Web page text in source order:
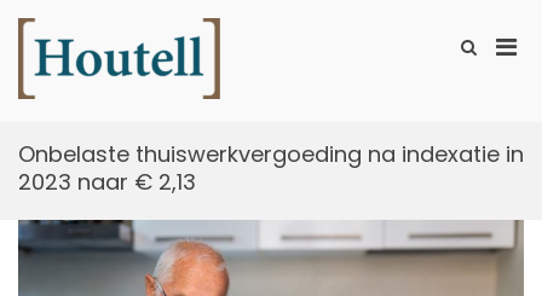
naar
inhoud
Toon
Onbelaste thuiswerkvergoeding na indexatie in
2023 naar € 2,13